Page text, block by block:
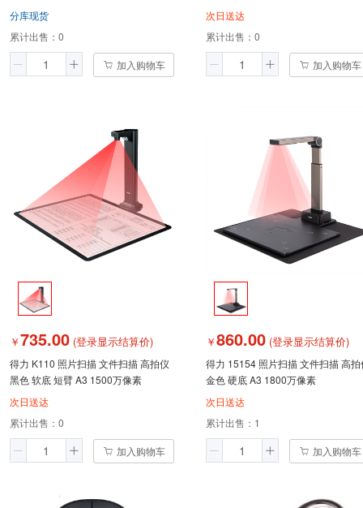
分库现货
累计出售： 0
加入购物车
次日送达
累计出售： 0
加入购物车
￥735.00 (登录显示结算价)
得力 K110 照片扫描 文件扫描 高拍仪
黑色 软底 短臂 A3 1500万像素
次日送达
累计出售： 0
加入购物车
￥860.00 (登录显示结算价)
得力 15154 照片扫描 文件扫描 高拍
金色 硬底 A3 1800万像素
次日送达
累计出售： 1
加入购物车